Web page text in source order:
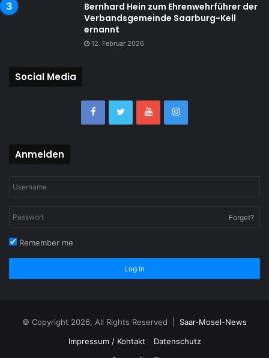
Bernhard Hein zum Ehrenwehrführer der
Verbandsgemeinde Saarburg-Kell
ernannt
12. Februar 2026
Social Media
Anmelden
Forget?
Remember me
Log In
© Copyright 2026, All Rights Reserved | Saar-Mosel-News
Impressum / Kontakt
Datenschutz